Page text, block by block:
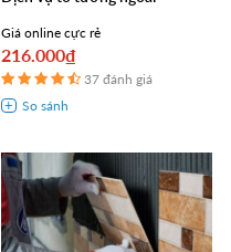
Giá online cực rẻ
216.000₫
37 đánh giá